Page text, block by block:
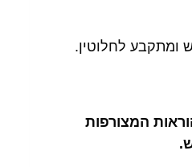
ומתקבע לחלוטין.
המצורפות